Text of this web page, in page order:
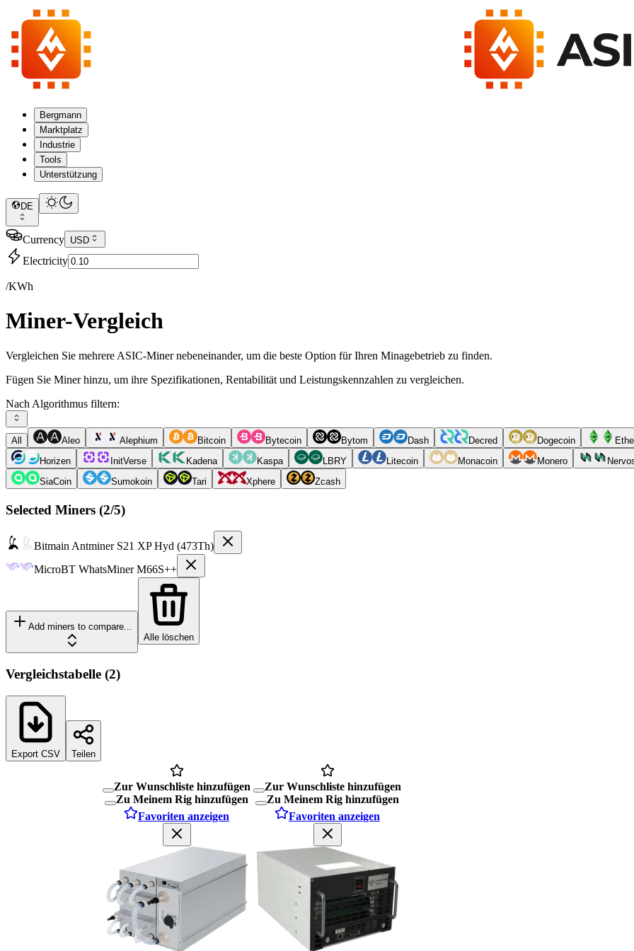
Bergmann
Marktplatz
Industrie
Tools
Unterstützung
DE
Currency USD
Electricity
/KWh
Miner-Vergleich
Vergleichen Sie mehrere ASIC-Miner nebeneinander, um die beste Option für Ihren Minagebetrieb zu finden.
Fügen Sie Miner hinzu, um ihre Spezifikationen, Rentabilität und Leistungskennzahlen zu vergleichen.
Nach Algorithmus filtern:
All Aleo Alephium Bitcoin Bytecoin Bytom Dash Decred Dogecoin
Horizen
InitVerse Kadena Kaspa LBRY Litecoin Monacoin Monero
SiaCoin
Sumokoin Tari Xphere Zcash
Selected Miners (2/5)
Bitmain Antminer S21 XP Hyd (473Th)
MicroBT WhatsMiner M66S++
Add miners to compare...
Alle löschen
Vergleichstabelle (2)
Export CSV Teilen
Zur Wunschliste hinzufügen
Zu Meinem Rig hinzufügen
Favoriten anzeigen
Zur Wunschliste hinzufügen
Zu Meinem Rig hinzufügen
Favoriten anzeigen